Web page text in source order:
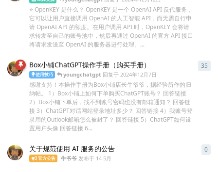
⭐ OpenKEY 是什么？ OpenKEY 是一个 OpenAI API 反代服务，
它可以让用户直接调用 OpenAI 的人工智能 API，而无需自行申
请 OpenAI API 的额度。在用户调用 API 时，OpenKEY 会将请
求转发至自己的账号池中，然后再通过 OpenAI 的官方 API 接口
将请求发送至 OpenAI 的服务器进行处理。...
Box小铺ChatGPT操作手册（购买手册）
使用技巧 youngchatgpt 回复于2024年12月7日
感谢支持！本操作手册为Box小铺店长牛爷爷，据经验所作的归
纳帖。 1）Box小铺上如何下单购买ChatGPT账号？ 回答链接
2）Box小铺下单后，找不到账号密码也没有邮箱通知？ 回答链
接 3）ChatGPT对话网站登录地址多少？ 回答链接 4）我账号登
录用的Outlook邮箱怎么被封了？ 回答链接 5）ChatGPT如何设
置用户头像 回答链接 6...
35
关于规范使用 AI 服务的公告
官方公告 牛爷爷 发布于 14 5月
0